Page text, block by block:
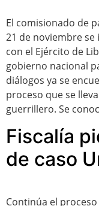
El comisionado de
21 de noviembre se
con el Ejército de
gobierno nacional
diálogos ya se
proceso que se
guerrillero. Se
Fiscalía
de caso
Continúa el